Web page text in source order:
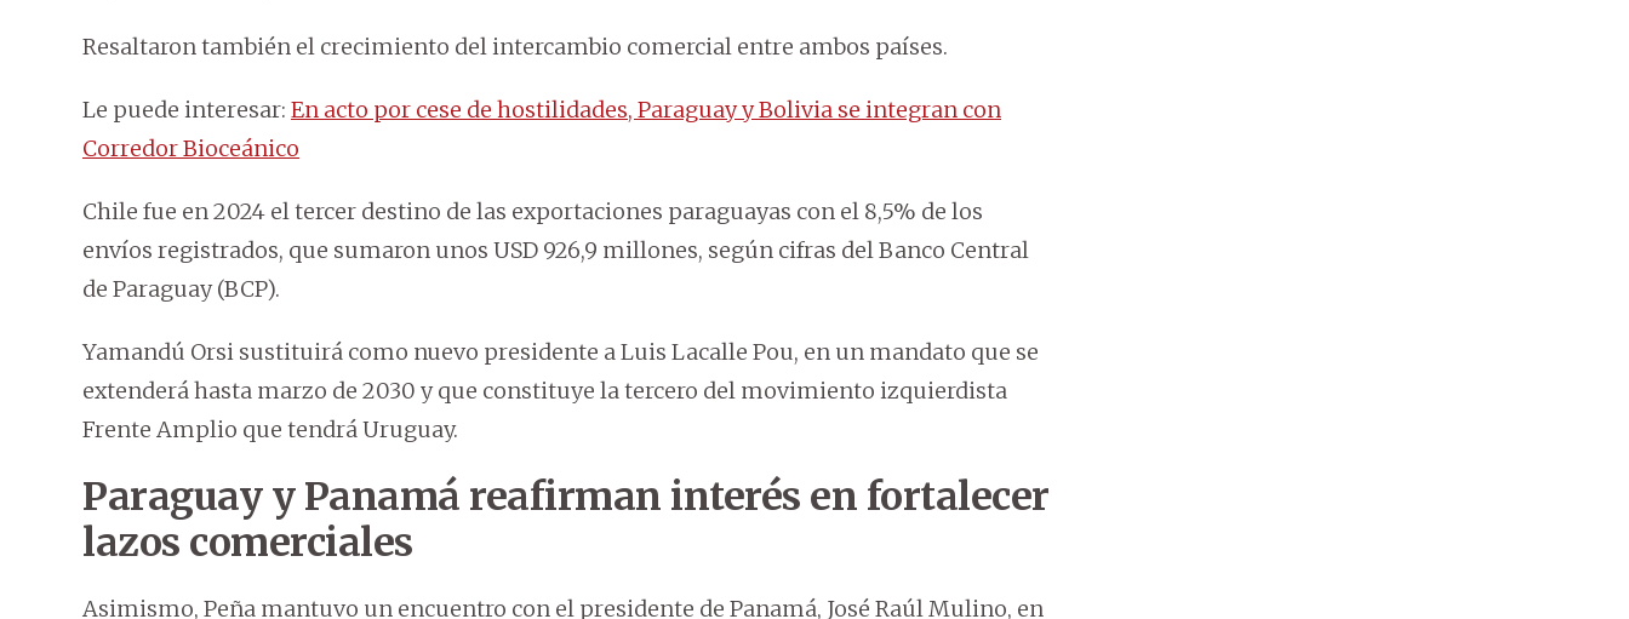
Resaltaron también el crecimiento del intercambio comercial entre ambos países.
Le puede interesar: En acto por cese de hostilidades, Paraguay y Bolivia se integran con
Corredor Bioceánico
Chile fue en 2024 el tercer destino de las exportaciones paraguayas con el 8,5% de los
envíos registrados, que sumaron unos USD 926,9 millones, según cifras del Banco Central
de Paraguay (BCP).
Yamandú Orsi sustituirá como nuevo presidente a Luis Lacalle Pou, en un mandato que se
extenderá hasta marzo de 2030 y que constituye la tercero del movimiento izquierdista
Frente Amplio que tendrá Uruguay.
Paraguay y Panamá reafirman interés en fortalecer
lazos comerciales
Asimismo, Peña mantuvo un encuentro con el presidente de Panamá, José Raúl Mulino, en